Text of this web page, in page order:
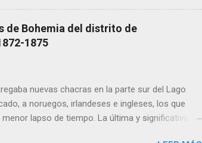
el caso de éstos últimos, tema central del
militar de la época, en especial la
V, letra 3ª, con respecto al reclutamiento de los
y tambores podrán reclutarse
a la de dieciséis que...
de Bohemia del distrito de
1875
nuevas chacras en la parte sur del Lago
a noruegos, irlandeses e ingleses, los que
lapso de tiempo. La última y significativa